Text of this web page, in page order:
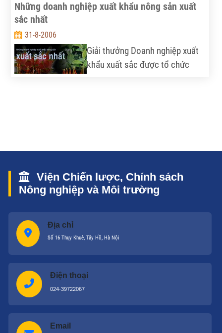
dự án tại các tỉnh miền núi phía bắc.
Những doanh nghiệp xuất khẩu nông sản xuất
sắc nhất
31-8-2006
Giải thưởng Doanh nghiệp xuất
khẩu xuất sắc được tổ chức
Viện Chiến lược, Chính sách
Nông nghiệp và Môi trường
Địa chỉ
Số 16 Thụy Khuê, Tây Hồ, Hà Nội
Điện thoại
024-39722067
Email